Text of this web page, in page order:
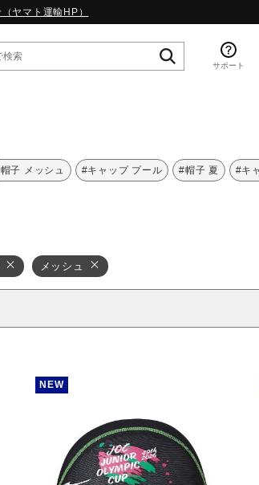
ヤマト運輸HP）
サポート
子 メッシュ #キャップ プール #帽子 夏 #キ
メッシュ
NEW